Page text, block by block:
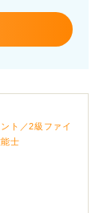
ト／2級ファイ
士